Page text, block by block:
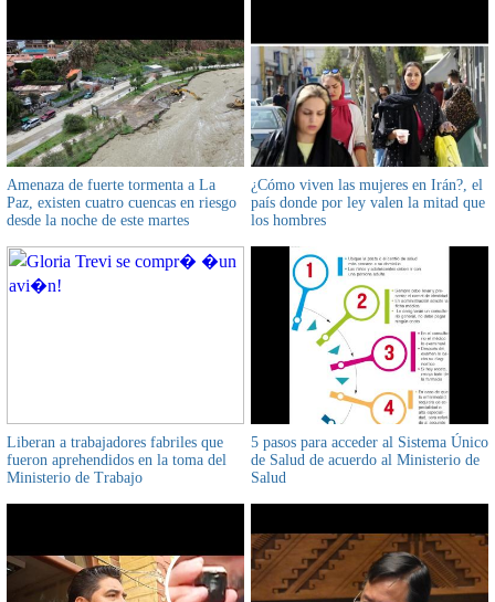
Amenaza de fuerte tormenta a La
Paz, existen cuatro cuencas en riesgo
desde la noche de este martes
¿Cómo viven las mujeres en Irán?, el
país donde por ley valen la mitad que
los hombres
Liberan a trabajadores fabriles que
fueron aprehendidos en la toma del
Ministerio de Trabajo
5 pasos para acceder al Sistema Único
de Salud de acuerdo al Ministerio de
Salud